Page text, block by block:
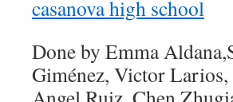
Done by Emma
Giménez, Victor